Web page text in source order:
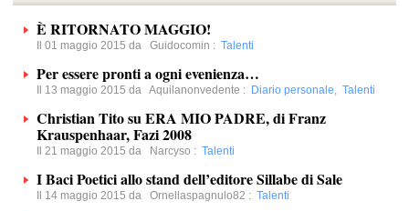
È RITORNATO MAGGIO!
Il 01 maggio 2015 da Guidocomin : Talenti
Per essere pronti a ogni evenienza…
Il 13 maggio 2015 da Aquilanonvedente : Diario personale, Talenti
Christian Tito su ERA MIO PADRE, di Franz
Krauspenhaar, Fazi 2008
Il 21 maggio 2015 da Narcyso : Talenti
I Baci Poetici allo stand dell’editore Sillabe di Sale
Il 14 maggio 2015 da Ornellaspagnulo82 : Talenti